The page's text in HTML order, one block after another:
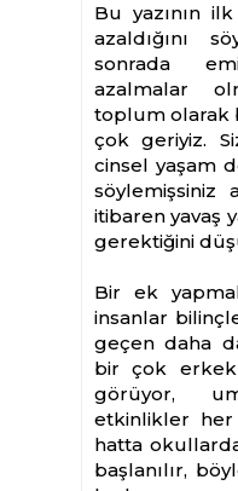
Bu yazının
azaldığını
sonrada
azalmalar
toplum olarak
çok geriyiz.
cinsel yaşam
söylemişsiniz
itibaren yavaş
gerektiğini
Bir ek
insanlar
geçen daha
bir çok erkek
görüyor,
etkinlikler
hatta
başlanılır,